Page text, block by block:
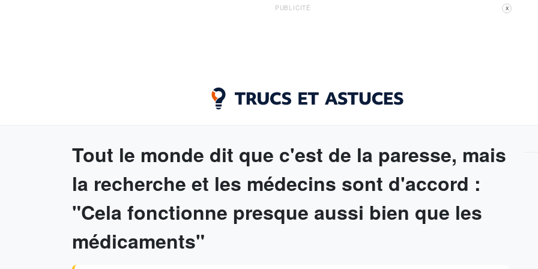
PUBLICITÉ X
Tout le monde dit que c'est de la paresse, mais
la recherche et les médecins sont d'accord :
"Cela fonctionne presque aussi bien que les
médicaments"